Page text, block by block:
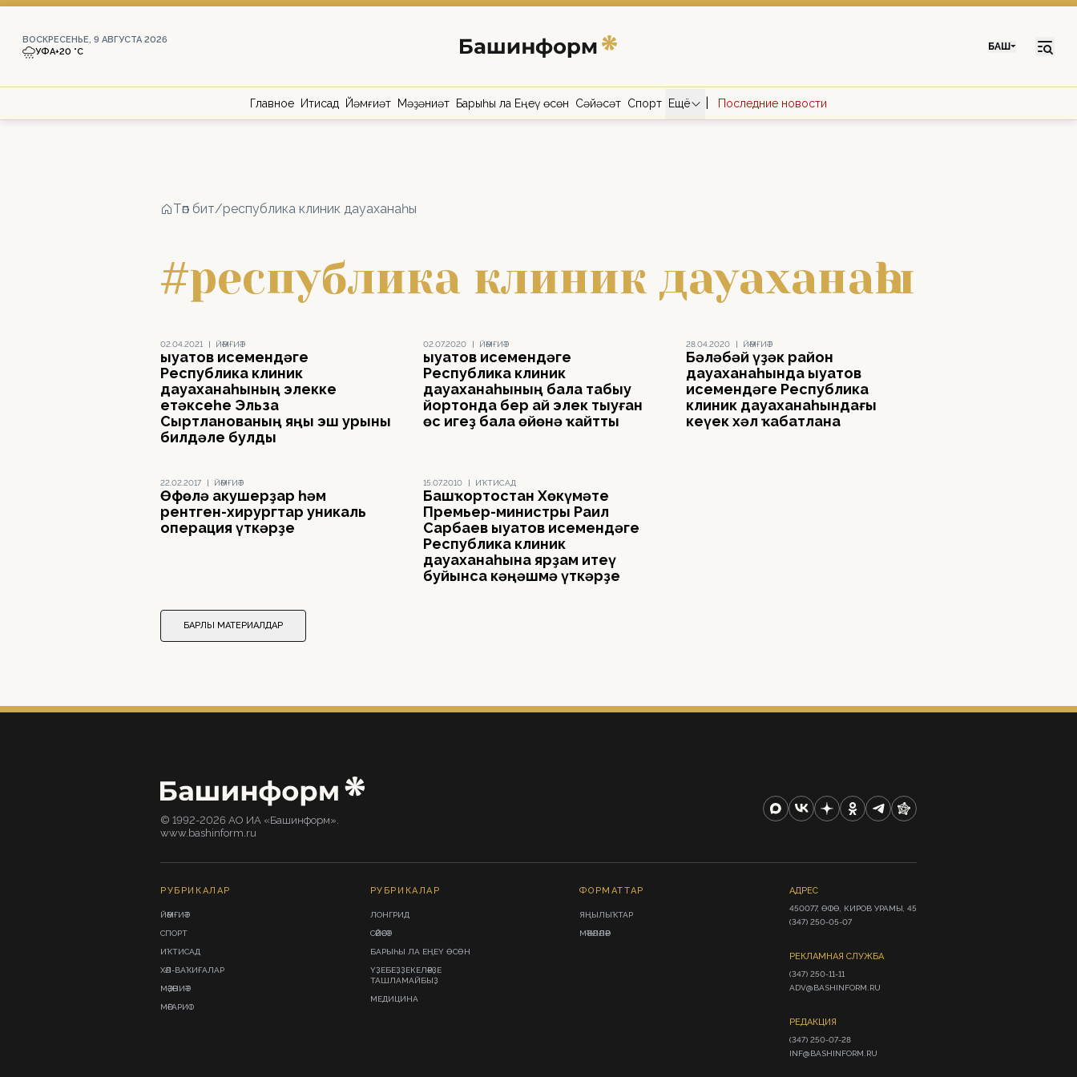
ВОСКРЕСЕНЬЕ, 9 АВГУСТА 2026
УФА+20 °С БАШ
Главное Иҡтисад Йәмғиәт Мәҙәниәт Барыһы ла Еңеү өсөн Сәйәсәт Спорт Ещё Последние новости
Төп бит/республика клиник дауаханаһы
#республика клиник дауаханаһы
02.04.2021 | ЙӘМҒИӘТ
Ҡыуатов исемендәге
Республика клиник
дауаханаһының элекке
етәксеһе Эльза
Сыртланованың яңы эш урыны
билдәле булды
02.07.2020 | ЙӘМҒИӘТ
Ҡыуатов исемендәге
Республика клиник
дауаханаһының бала табыу
йортонда бер ай элек тыуған
өс игеҙ бала өйөнә ҡайтты
28.04.2020 | ЙӘМҒИӘТ
Бәләбәй үҙәк район
дауаханаһында Ҡыуатов
исемендәге Республика
клиник дауаханаһындағы
кеүек хәл ҡабатлана
22.02.2017 | ЙӘМҒИӘТ
Өфөлә акушерҙар һәм
рентген-хирургтар уникаль
операция үткәрҙе
15.07.2010 | ИҠТИСАД
Башҡортостан Хөкүмәте
Премьер-министры Раил
Сарбаев Ҡыуатов исемендәге
Республика клиник
дауаханаһына ярҙам итеү
буйынса кәңәшмә үткәрҙе
БАРЛЫҠ МАТЕРИАЛДАР
© 1992-2026 АО ИА «Башинформ».
www.bashinform.ru
РУБРИКАЛАР
ЙӘМҒИӘТ
СПОРТ
ИҠТИСАД
ХӘЛ-ВАҠИҒАЛАР
МӘҘӘНИӘТ
МӘҒАРИФ
РУБРИКАЛАР
ЛОНГРИД
СӘЙӘСӘТ
БАРЫҺЫ ЛА ЕҢЕҮ ӨСӨН
ҮҘЕБЕҘҘЕКЕЛӘРҘЕ
ТАШЛАМАЙБЫҘ
МЕДИЦИНА
ФОРМАТТАР
ЯҢЫЛЫҠТАР
МӘҠӘЛӘЛӘР
АДРЕС
450077, ӨФӨ, КИРОВ УРАМЫ, 45
(347) 250-05-07
РЕКЛАМНАЯ СЛУЖБА
(347) 250-11-11
ADV@BASHINFORM.RU
РЕДАКЦИЯ
(347) 250-07-28
INF@BASHINFORM.RU